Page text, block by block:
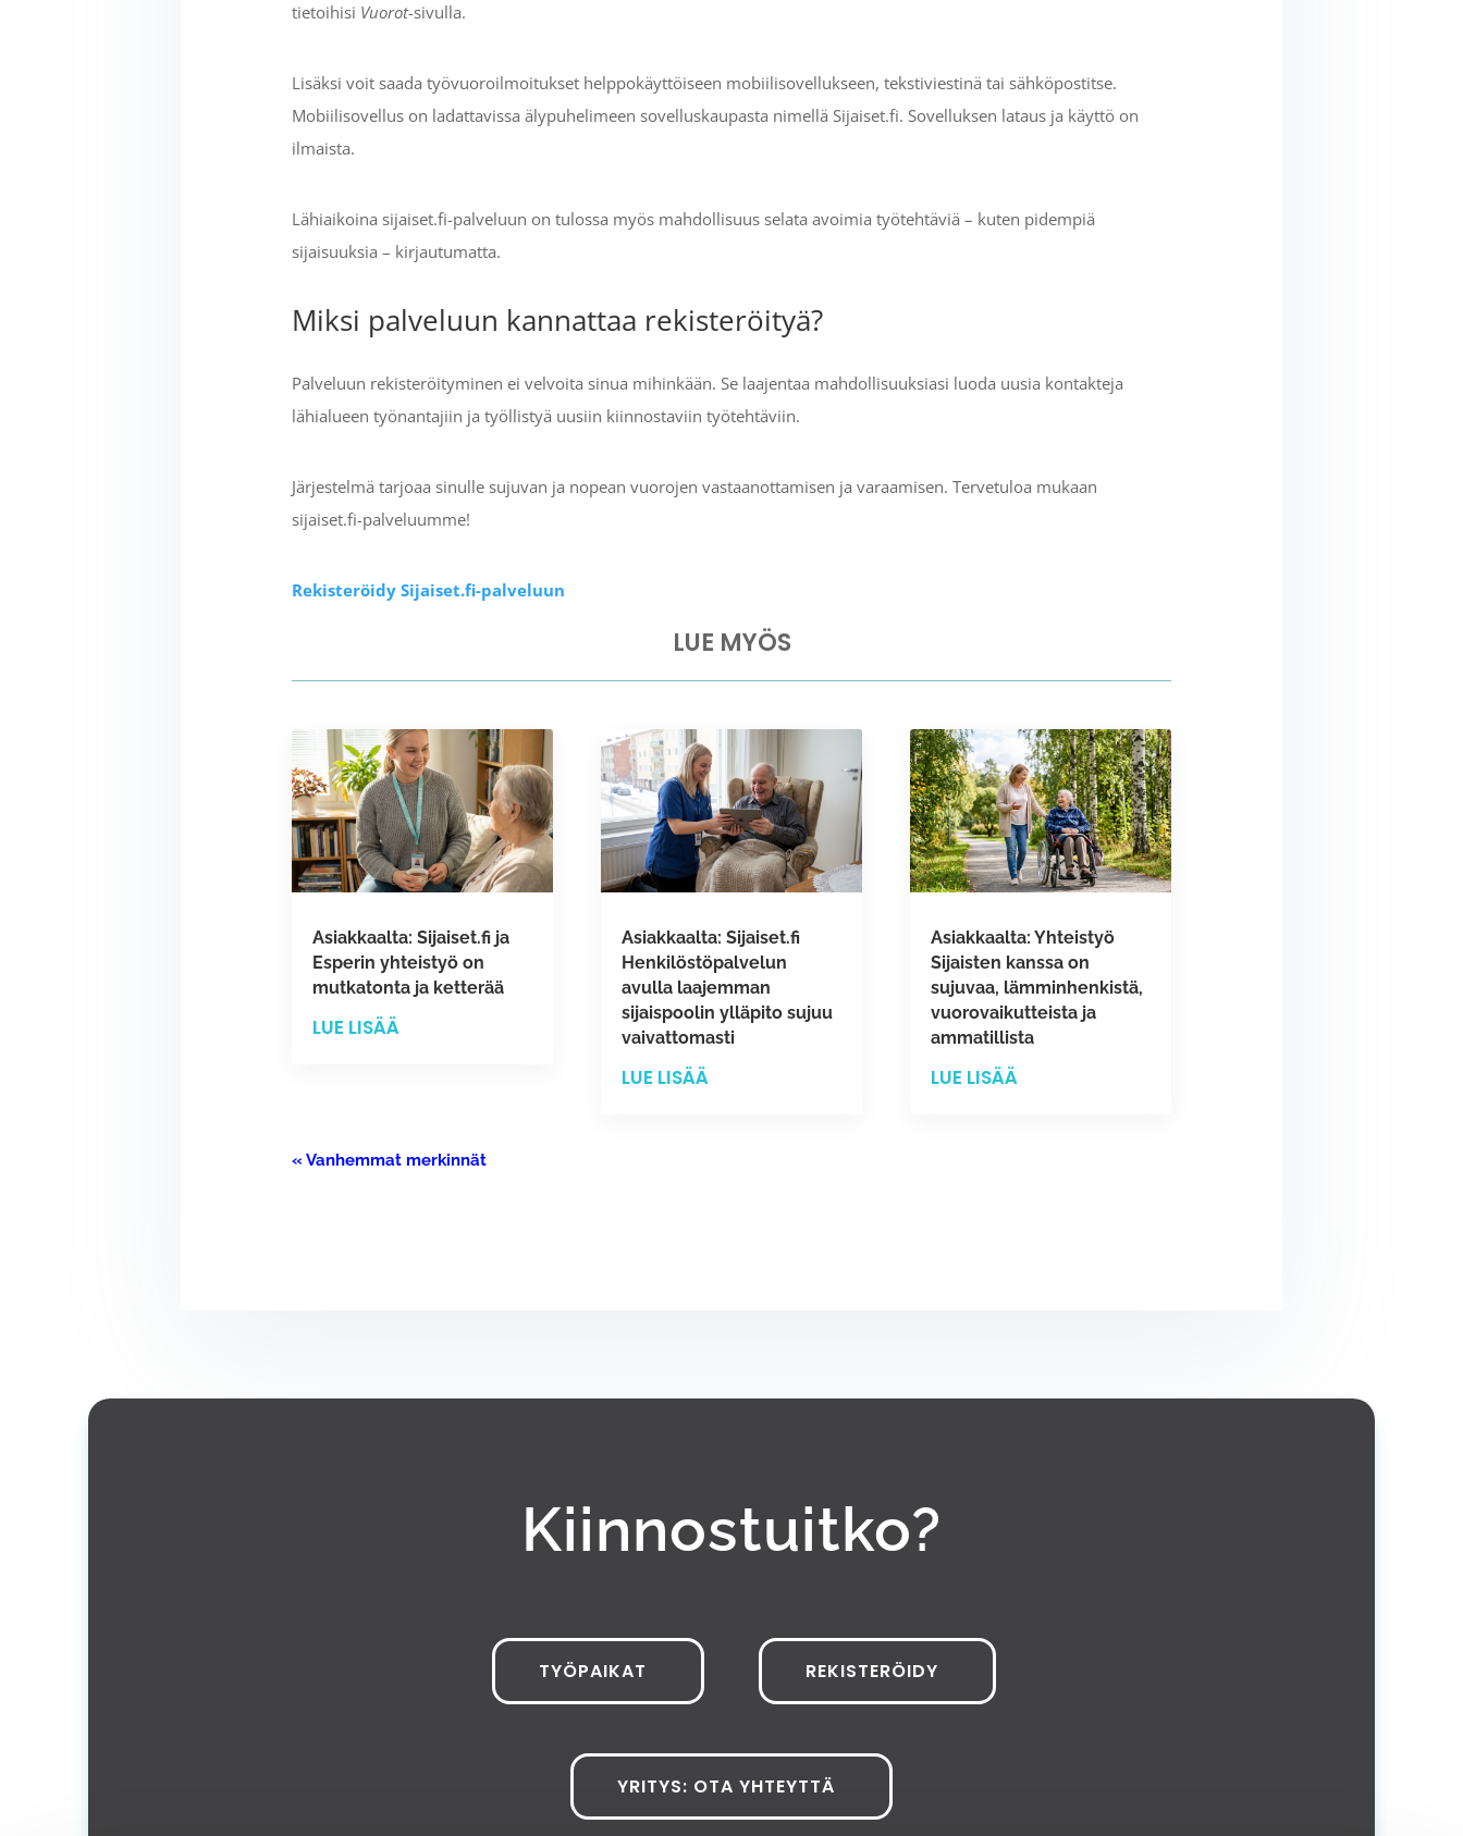
tietoihisi Vuorot-sivulla.
Lisäksi voit saada työvuoroilmoitukset helppokäyttöiseen mobiilisovellukseen, tekstiviestinä tai sähköpostitse.
Mobiilisovellus on ladattavissa älypuhelimeen sovelluskaupasta nimellä Sijaiset.fi. Sovelluksen lataus ja käyttö on
ilmaista.
Lähiaikoina sijaiset.fi-palveluun on tulossa myös mahdollisuus selata avoimia työtehtäviä – kuten pidempiä
sijaisuuksia – kirjautumatta.
Miksi palveluun kannattaa rekisteröityä?
Palveluun rekisteröityminen ei velvoita sinua mihinkään. Se laajentaa mahdollisuuksiasi luoda uusia kontakteja
lähialueen työnantajiin ja työllistyä uusiin kiinnostaviin työtehtäviin.
Järjestelmä tarjoaa sinulle sujuvan ja nopean vuorojen vastaanottamisen ja varaamisen. Tervetuloa mukaan
sijaiset.fi-palveluumme!
Rekisteröidy Sijaiset.fi-palveluun
LUE MYÖS
Asiakkaalta: Sijaiset.fi ja
Esperin yhteistyö on
mutkatonta ja ketterää
LUE LISÄÄ
Asiakkaalta: Sijaiset.fi
Henkilöstöpalvelun
avulla laajemman
sijaispoolin ylläpito sujuu
vaivattomasti
LUE LISÄÄ
Asiakkaalta: Yhteistyö
Sijaisten kanssa on
sujuvaa, lämminhenkistä,
vuorovaikutteista ja
ammatillista
LUE LISÄÄ
« Vanhemmat merkinnät
Kiinnostuitko?
TYÖPAIKAT REKISTERÖIDY
YRITYS: OTA YHTEYTTÄ